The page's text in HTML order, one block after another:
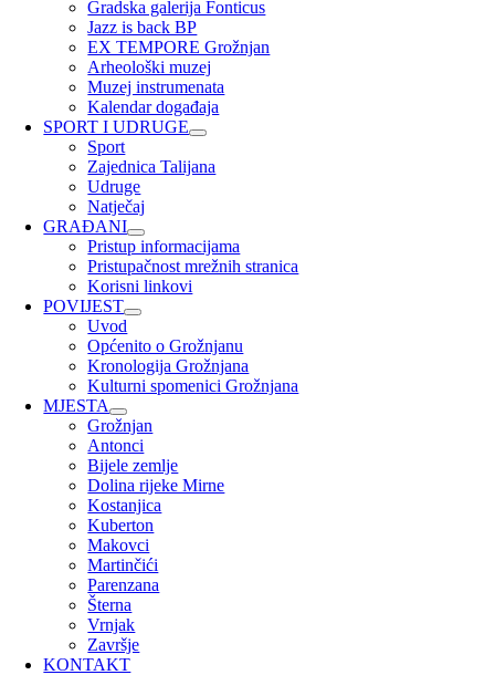
Gradska galerija Fonticus
Jazz is back BP
EX TEMPORE Grožnjan
Arheološki muzej
Muzej instrumenata
Kalendar događaja
SPORT I UDRUGE
Sport
Zajednica Talijana
Udruge
Natječaj
GRAĐANI
Pristup informacijama
Pristupačnost mrežnih stranica
Korisni linkovi
POVIJEST
Uvod
Općenito o Grožnjanu
Kronologija Grožnjana
Kulturni spomenici Grožnjana
MJESTA
Grožnjan
Antonci
Bijele zemlje
Dolina rijeke Mirne
Kostanjica
Kuberton
Makovci
Martinčići
Parenzana
Šterna
Vrnjak
Završje
KONTAKT